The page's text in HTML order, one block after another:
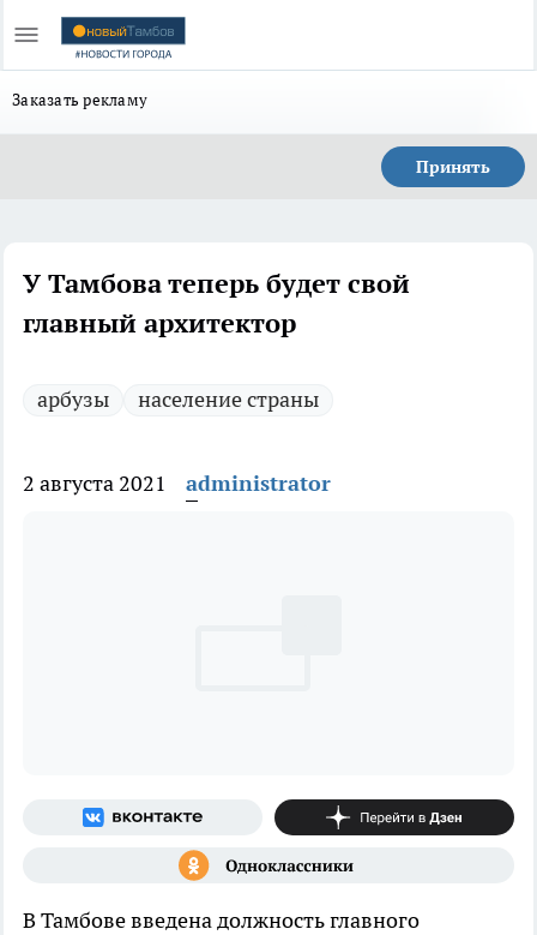
Заказать рекламу
Принять
У Тамбова теперь будет свой
главный архитектор
арбузы население страны
2 августа 2021 administrator
В Тамбове введена должность главного